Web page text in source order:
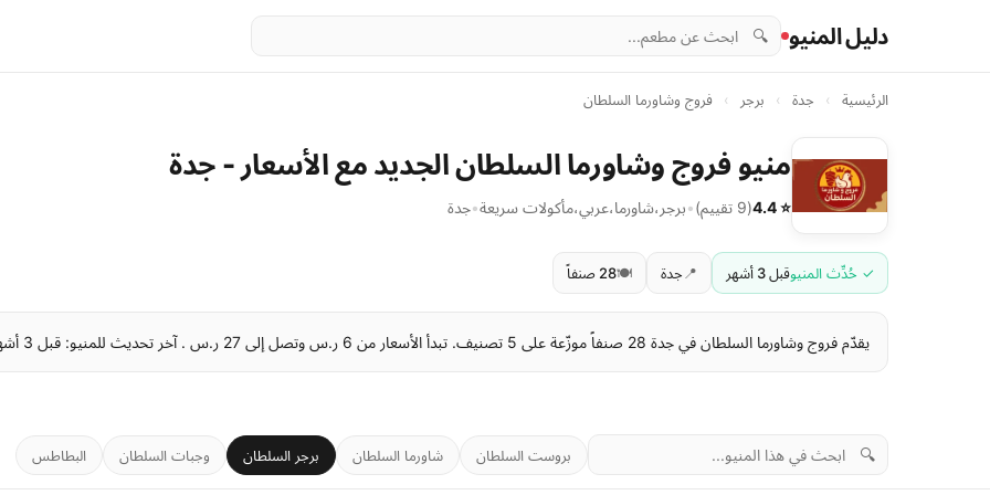
دليل المنيو 🔍
الرئيسية › جدة › برجر › فروج وشاورما السلطان
منيو فروج وشاورما السلطان الجديد مع الأسعار - جدة
⭐ 4.4 (9 تقييم) •برجر ،شاورما،عربي،مأكولات سريعة•جدة
✓ حُدِّث المنيوقبل 3 أشهر 📍 جدة 🍽️28 صنفاً
يقدّم فروج وشاورما السلطان في جدة 28 صنفاً موزّعة على 5 تصنيف. تبدأ الأسعار من 6 ر.س وتصل إلى 27 ر.س . آخر تحديث للمنيو: قبل 3 أشهر.
🔍 بروست السلطان شاورما السلطان برجر السلطان وجبات السلطان البطاطس